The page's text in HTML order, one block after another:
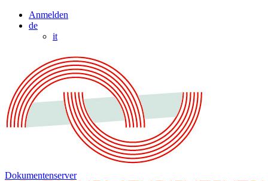
Anmelden
de
it
Dokumentenserver